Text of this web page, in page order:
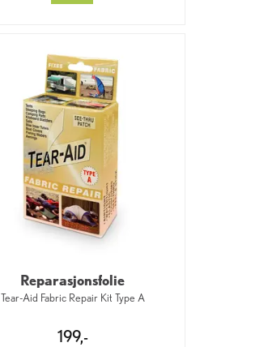
Reparasjonsfolie
Tear-Aid Fabric Repair Kit Type A
199,-